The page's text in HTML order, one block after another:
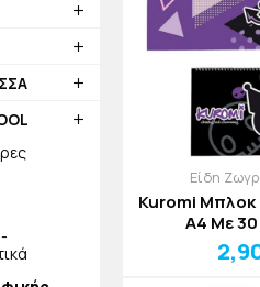
Είδη
Kuromi
Α4 Με